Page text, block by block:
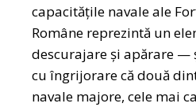
capacităţile navale ale
Române reprezintă un
descurajare şi apărare —
cu îngrijorare că două
navale majore, cele mai